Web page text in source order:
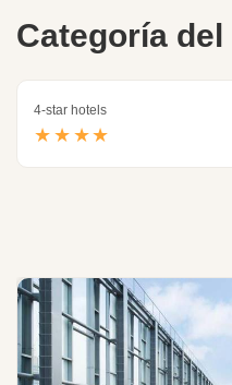
Categoría del
4-star hotels
★★★★